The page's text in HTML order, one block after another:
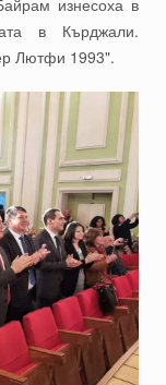
в Кърджали.
Лютфи 1993".